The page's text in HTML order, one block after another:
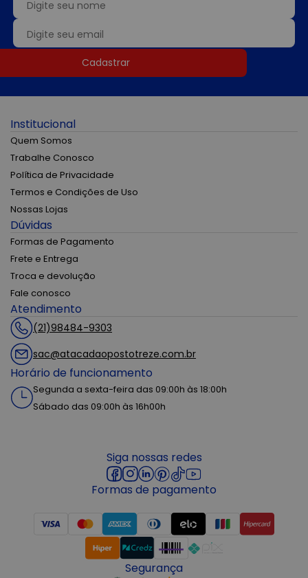
Cadastrar
Institucional
Quem Somos
Trabalhe Conosco
Política de Privacidade
Termos e Condições de Uso
Nossas Lojas
Dúvidas
Formas de Pagamento
Frete e Entrega
Troca e devolução
Fale conosco
Atendimento
(21)98484-9303
sac@atacadaopostotreze.com.br
Horário de funcionamento
Segunda a sexta-feira das 09:00h às 18:00h
Sábado das 09:00h às 16h00h
Siga nossas redes
Formas de pagamento
Segurança